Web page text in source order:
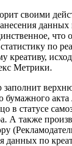
своими
данных
что
по
креативу,
Метрики.
заполнит
бумажного
в статусе
А также
данных по